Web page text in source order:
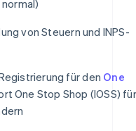
von Steuern und INPS-
für den One
One Stop Shop (IOSS) für